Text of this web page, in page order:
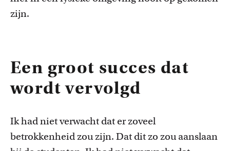
zijn.
Een groot succes dat
wordt vervolgd
Ik had niet verwacht dat er zoveel
betrokkenheid zou zijn. Dat dit zo zou aanslaan